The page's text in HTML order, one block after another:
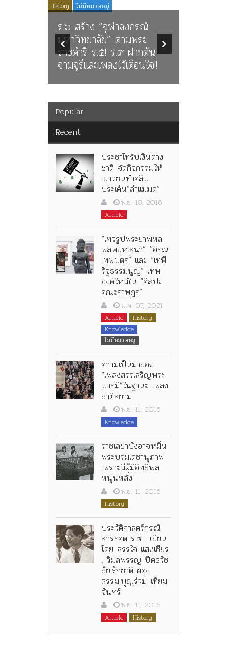
History ไม่มีหมวดหมู่
ร.๖ สร้าง “จุฬาลงกรณ์
มหาวิทยาลัย” ตามพระ
ราชดำริ ร.๕! ร.๙ ฝากต้น
จามจุรีและเพลงไว้เตือนใจ!!
Popular
Recent
ประชาไทรับเงินต่าง
ชาติ จัดกิจกรรมให้
เยาวชนทำคลิป
ประเด็น”ล่าแม่มด”
พ.ย. 18, 2016
Article
“เทวรูปพระยาพหล
พลพยุหเสนา” “อรุณ
เทพบุตร” และ “เทพี
รัฐธรรมนูญ” เทพ
องค์ใหม่ใน “ศิลปะ
คณะราษฎร”
ม.ค. 07, 2021
Article
History
Knowledge
ไม่มีหมวดหมู่
ความเป็นมาของ
“เพลงสรรเสริญพระ
บารมี”ในฐานะ เพลง
ชาติสยาม
พ.ย. 11, 2016
Knowledge
ราชเลขาบังอาจหมิ่น
พระบรมเดชานุภาพ
เพราะมีผู้มีอิทธิพล
หนุนหลัง
พ.ย. 11, 2016
History
ประวัติศาสตร์กรณี
สวรรคต ร.๘ : เขียน
โดย สรรใจ แสงเชียร
, วิมลพรรญ ปีตธวัช
ชัย,รักชาติ ผดุง
ธรรม,บุญร่วม เทียม
จันทร์
พ.ย. 11, 2016
Article History